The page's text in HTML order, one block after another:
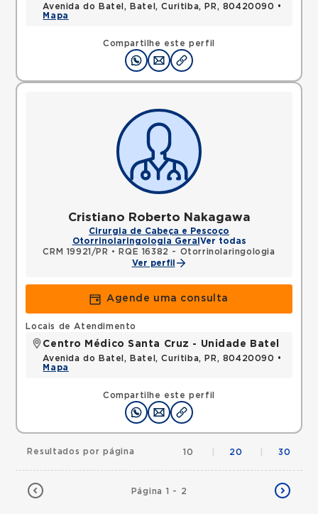
Compartilhe este perfil
Avenida do Batel, Batel, Curitiba, PR, 80420090 •
Mapa
Cristiano Roberto Nakagawa
Cirurgia de Cabeça e Pescoço
Otorrinolaringologia Geral Ver todas
CRM 19921/PR •
RQE 16382 - Otorrinolaringologia
Ver perfil
Agende uma consulta
Compartilhe este perfil
Locais de Atendimento
Centro Médico Santa Cruz - Unidade Batel
Avenida do Batel, Batel, Curitiba, PR, 80420090 •
Mapa
Página 1 - 2
Resultados por página 10 20 30